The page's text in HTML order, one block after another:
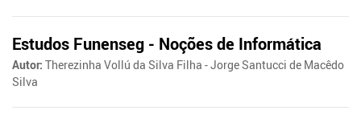
Estudos Funenseg - Noções de Informática
Autor: Therezinha Vollú da Silva Filha - Jorge Santucci de Macêdo
Silva